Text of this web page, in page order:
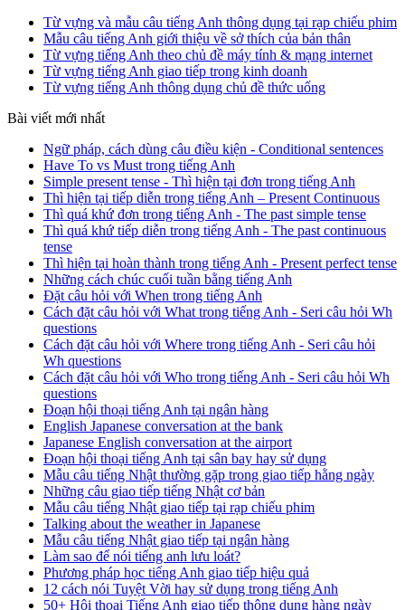
Từ vựng và mẫu câu tiếng Anh thông dụng tại rạp chiếu phim
Mẫu câu tiếng Anh giới thiệu về sở thích của bản thân
Từ vựng tiếng Anh theo chủ đề máy tính & mạng internet
Từ vựng tiếng Anh giao tiếp trong kinh doanh
Từ vựng tiếng Anh thông dụng chủ đề thức uống
Bài viết mới nhất
Ngữ pháp, cách dùng câu điều kiện - Conditional sentences
Have To vs Must trong tiếng Anh
Simple present tense - Thì hiện tại đơn trong tiếng Anh
Thì hiện tại tiếp diễn trong tiếng Anh – Present Continuous
Thì quá khứ đơn trong tiếng Anh - The past simple tense
Thì quá khứ tiếp diễn trong tiếng Anh - The past continuous
tense
Thì hiện tại hoàn thành trong tiếng Anh - Present perfect tense
Những cách chúc cuối tuần bằng tiếng Anh
Đặt câu hỏi với When trong tiếng Anh
Cách đặt câu hỏi với What trong tiếng Anh - Seri câu hỏi Wh
questions
Cách đặt câu hỏi với Where trong tiếng Anh - Seri câu hỏi
Wh questions
Cách đặt câu hỏi với Who trong tiếng Anh - Seri câu hỏi Wh
questions
Đoạn hội thoại tiếng Anh tại ngân hàng
English Japanese conversation at the bank
Japanese English conversation at the airport
Đoạn hội thoại tiếng Anh tại sân bay hay sử dụng
Mẫu câu tiếng Nhật thường gặp trong giao tiếp hằng ngày
Những câu giao tiếp tiếng Nhật cơ bản
Mẫu câu tiếng Nhật giao tiếp tại rạp chiếu phim
Talking about the weather in Japanese
Mẫu câu tiếng Nhật giao tiếp tại ngân hàng
Làm sao để nói tiếng anh lưu loát?
Phương pháp học tiếng Anh giao tiếp hiệu quả
12 cách nói Tuyệt Vời hay sử dụng trong tiếng Anh
50+ Hội thoại Tiếng Anh giao tiếp thông dụng hàng ngày